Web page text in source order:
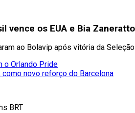
vence os EUA e Bia
ao Bolavip após vitória da
o Orlando Pride
como novo reforço do Barcelona
BRT